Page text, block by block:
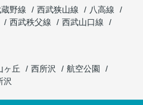
野線 西武狭山線
八高線
西武秩父線
西武山口線
ヶ丘 西所沢
航空公園
沢